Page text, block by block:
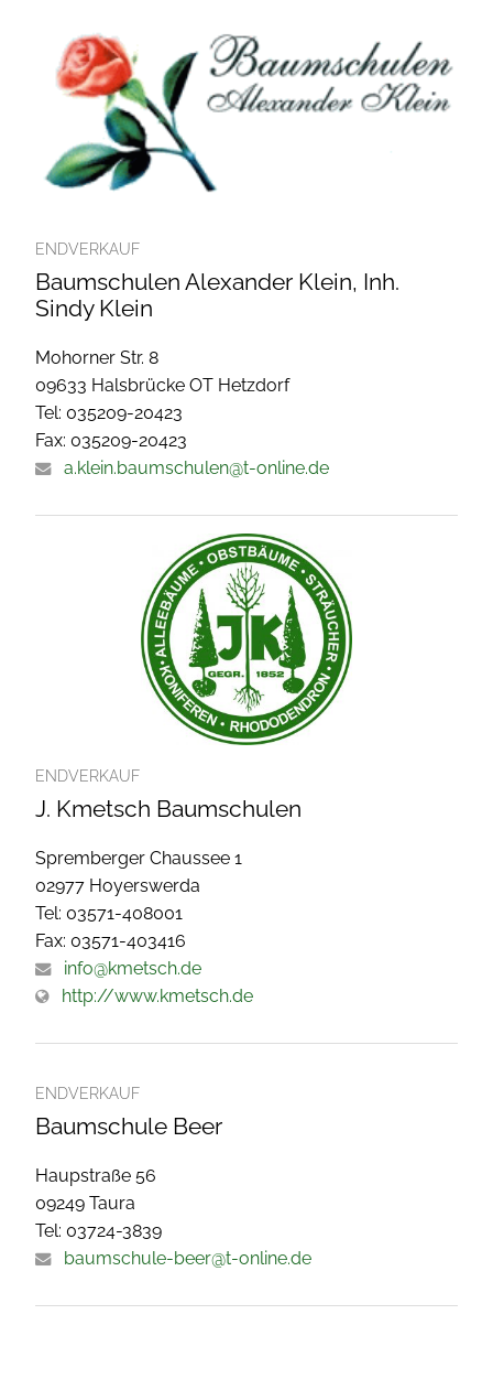
ENDVERKAUF
Baumschulen Alexander Klein, Inh.
Sindy Klein
Mohorner Str. 8
09633 Halsbrücke OT Hetzdorf
Tel: 035209-20423
Fax: 035209-20423
a.klein.baumschulen@t-online.de
ENDVERKAUF
J. Kmetsch Baumschulen
Spremberger Chaussee 1
02977 Hoyerswerda
Tel: 03571-408001
Fax: 03571-403416
info@kmetsch.de
http://www.kmetsch.de
ENDVERKAUF
Baumschule Beer
Haupstraße 56
09249 Taura
Tel: 03724-3839
baumschule-beer@t-online.de